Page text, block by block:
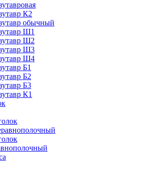
К2
обычный
Ш1
Ш2
Ш3
Ш4
Б1
Б2
Б3
К1